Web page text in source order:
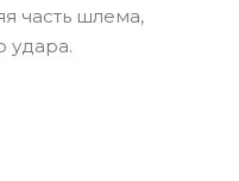
часть шлема,
удара.